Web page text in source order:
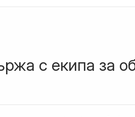
с екипа за